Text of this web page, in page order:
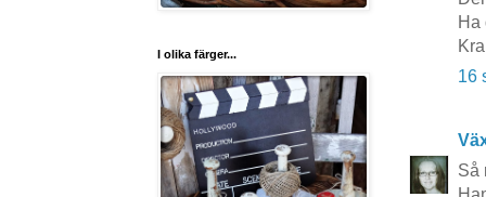
Ha
16
Så
I olika färger...